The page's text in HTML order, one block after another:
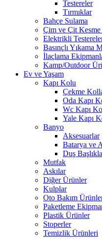
Testereler
Tırmıklar
Bahçe Sulama
Çim ve Çit
Elektrikli
Basınçlı Yıkama
İlaçlama
Kamp/Outdoor
Ev ve Yaşam
Kapı Kolu
Çekme
Oda Kapı
Wc Kapı
Yale Kapı
Banyo
Aksesuarlar
Batarya ve
Duş
Mutfak
Askılar
Diğer Ürünler
Kulplar
Oto Bakım
Paketleme
Plastik Ürünler
Stoperler
Temizlik Ürünleri